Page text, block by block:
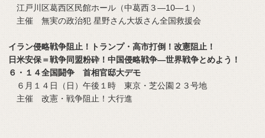
江戸川区葛西区民館ホール（中葛西３―10―１）
主催 無実の政治犯 星野さん大坂さん全国救援会
イラン侵略戦争阻止！トランプ・高市打倒！改憲阻止！
日米安保＝戦争同盟粉砕！中国侵略戦争―世界戦争とめよう！
６・１４全国闘争 首相官邸大デモ
６月１４日（日）午後１時 東京・芝公園２３号地
主催 改憲・戦争阻止！大行進